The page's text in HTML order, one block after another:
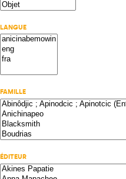
LANGUE
FAMILLE
ÉDITEUR